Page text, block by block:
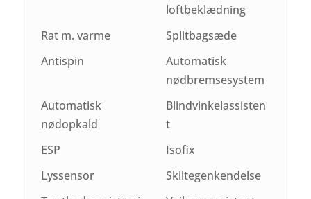
loftbeklædning
Rat m. varme
Splitbagsæde
Antispin
Automatisk
nødbremsesystem
Automatisk
nødopkald
Blindvinkelassisten
t
ESP
Isofix
Lyssensor
Skiltegenkendelse